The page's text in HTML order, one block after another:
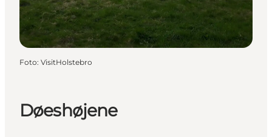
Døeshøjene
Foto: VisitHolstebro